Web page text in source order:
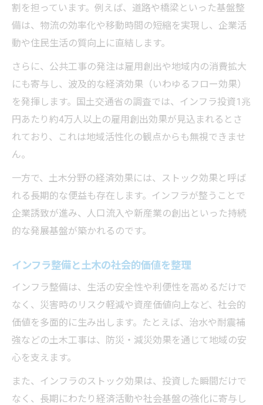
割を担っています。例えば、道路や橋梁といった基盤整
備は、物流の効率化や移動時間の短縮を実現し、企業活
動や住民生活の質向上に直結します。
さらに、公共工事の発注は雇用創出や地域内の消費拡大
にも寄与し、波及的な経済効果（いわゆるフロー効果）
を発揮します。国土交通省の調査では、インフラ投資1兆
円あたり約4万人以上の雇用創出効果が見込まれるとさ
れており、これは地域活性化の観点からも無視できませ
ん。
一方で、土木分野の経済効果には、ストック効果と呼ば
れる長期的な便益も存在します。インフラが整うことで
企業誘致が進み、人口流入や新産業の創出といった持続
的な発展基盤が築かれるのです。
インフラ整備と土木の社会的価値を整理
インフラ整備は、生活の安全性や利便性を高めるだけで
なく、災害時のリスク軽減や資産価値向上など、社会的
価値を多面的に生み出します。たとえば、治水や耐震補
強などの土木工事は、防災・減災効果を通じて地域の安
心を支えます。
また、インフラのストック効果は、投資した瞬間だけで
なく、長期にわたり経済活動や社会基盤の強化に寄与し